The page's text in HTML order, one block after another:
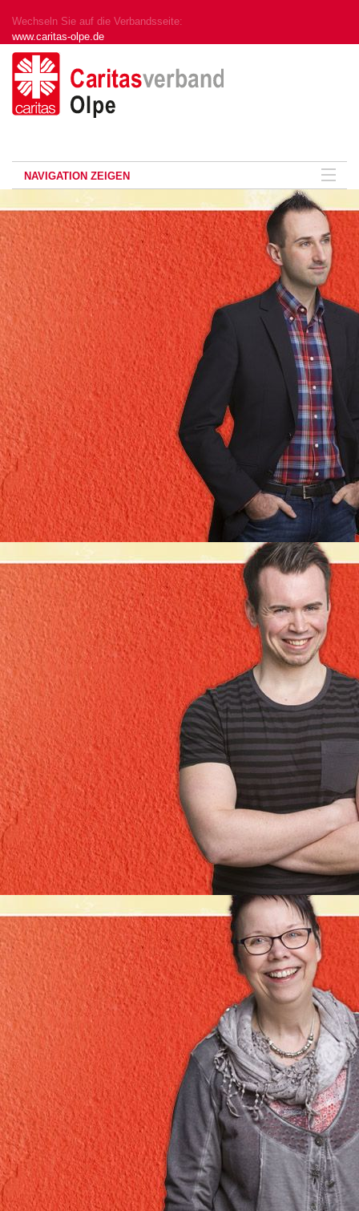
Wechseln Sie auf die Verbandsseite:
www.caritas-olpe.de
NAVIGATION ZEIGEN